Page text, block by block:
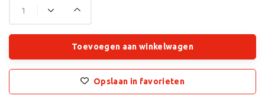
Toevoegen aan winkelwagen
Opslaan in favorieten